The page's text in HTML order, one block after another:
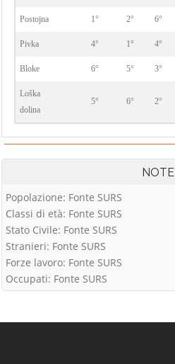
Postojna 1° 2° 6°
Pivka 4° 1° 4°
Bloke 6° 5° 3°
Loška
dolina
5° 6° 2°
NOTE
Popolazione: Fonte SURS
Classi di età: Fonte SURS
Stato Civile: Fonte SURS
Stranieri: Fonte SURS
Forze lavoro: Fonte SURS
Occupati: Fonte SURS